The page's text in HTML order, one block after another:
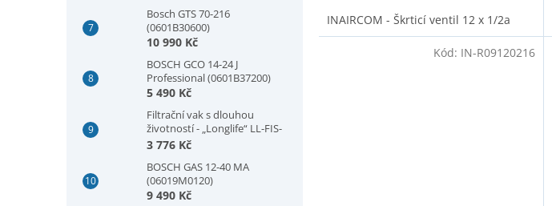
Bosch GTS 70-216
(0601B30600)
10 990 Kč
BOSCH GCO 14-24 J
Professional (0601B37200)
5 490 Kč
Filtrační vak s dlouhou
životností - „Longlife“ LL-FIS-
CT MINI/MIDI-2/CT15
3 776 Kč
BOSCH GAS 12-40 MA
(06019M0120)
9 490 Kč
INAIRCOM - Škrticí ventil 12 x 1/2a
Kód: IN-R09120216